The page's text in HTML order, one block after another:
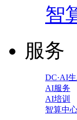
智
服务
DC·AI
AI服务
AI培训
智算中